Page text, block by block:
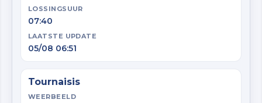
LOSSINGSUUR
07:40
LAATSTE UPDATE
05/08 06:51
Tournaisis
WEERBEELD